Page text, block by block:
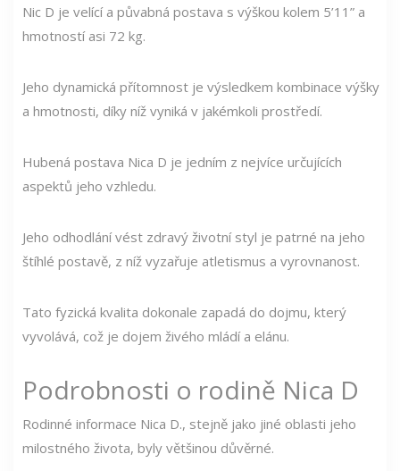
Nic D je velící a půvabná postava s výškou kolem 5’11” a
hmotností asi 72 kg.
Jeho dynamická přítomnost je výsledkem kombinace výšky
a hmotnosti, díky níž vyniká v jakémkoli prostředí.
Hubená postava Nica D je jedním z nejvíce určujících
aspektů jeho vzhledu.
Jeho odhodlání vést zdravý životní styl je patrné na jeho
štíhlé postavě, z níž vyzařuje atletismus a vyrovnanost.
Tato fyzická kvalita dokonale zapadá do dojmu, který
vyvolává, což je dojem živého mládí a elánu.
Podrobnosti o rodině Nica D
Rodinné informace Nica D., stejně jako jiné oblasti jeho
milostného života, byly většinou důvěrné.